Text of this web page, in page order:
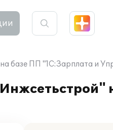
базе ПП "1С:Зарплата и